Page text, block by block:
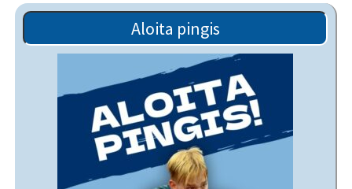
Aloita pingis